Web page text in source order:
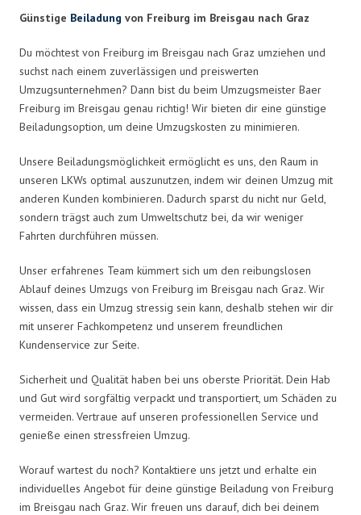
Günstige Beiladung von Freiburg im Breisgau nach Graz
Du möchtest von Freiburg im Breisgau nach Graz umziehen und
suchst nach einem zuverlässigen und preiswerten
Umzugsunternehmen? Dann bist du beim Umzugsmeister Baer
Freiburg im Breisgau genau richtig! Wir bieten dir eine günstige
Beiladungsoption, um deine Umzugskosten zu minimieren.
Unsere Beiladungsmöglichkeit ermöglicht es uns, den Raum in
unseren LKWs optimal auszunutzen, indem wir deinen Umzug mit
anderen Kunden kombinieren. Dadurch sparst du nicht nur Geld,
sondern trägst auch zum Umweltschutz bei, da wir weniger
Fahrten durchführen müssen.
Unser erfahrenes Team kümmert sich um den reibungslosen
Ablauf deines Umzugs von Freiburg im Breisgau nach Graz. Wir
wissen, dass ein Umzug stressig sein kann, deshalb stehen wir dir
mit unserer Fachkompetenz und unserem freundlichen
Kundenservice zur Seite.
Sicherheit und Qualität haben bei uns oberste Priorität. Dein Hab
und Gut wird sorgfältig verpackt und transportiert, um Schäden zu
vermeiden. Vertraue auf unseren professionellen Service und
genieße einen stressfreien Umzug.
Worauf wartest du noch? Kontaktiere uns jetzt und erhalte ein
individuelles Angebot für deine günstige Beiladung von Freiburg
im Breisgau nach Graz. Wir freuen uns darauf, dich bei deinem